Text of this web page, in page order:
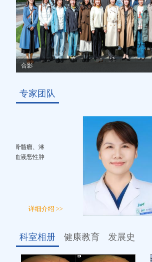
合影
专家团队
髓瘤、淋
液恶性肿
详细介绍 >>
科室相册 健康教育 发展史